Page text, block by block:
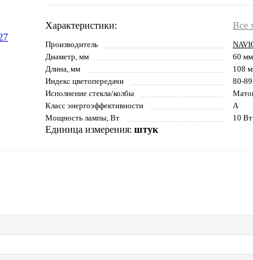
Характеристики: Все
Производитель
Диаметр, мм
60 мм
Длина, мм
108
Индекс цветопередачи
80-
Исполнение стекла/колбы
Класс энергоэффективности
A
Мощность лампы, Вт
10 Вт
Единица измерения: штук